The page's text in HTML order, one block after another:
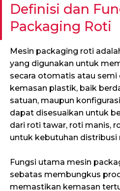
Definisi dan
Packaging Roti
Mesin packaging roti
yang digunakan untuk
secara otomatis atau
kemasan plastik, baik
satuan, maupun
dapat disesuaikan untuk
dari roti tawar, roti manis,
untuk kebutuhan distribusi
Fungsi utama mesin
sebatas membungkus
memastikan kemasan